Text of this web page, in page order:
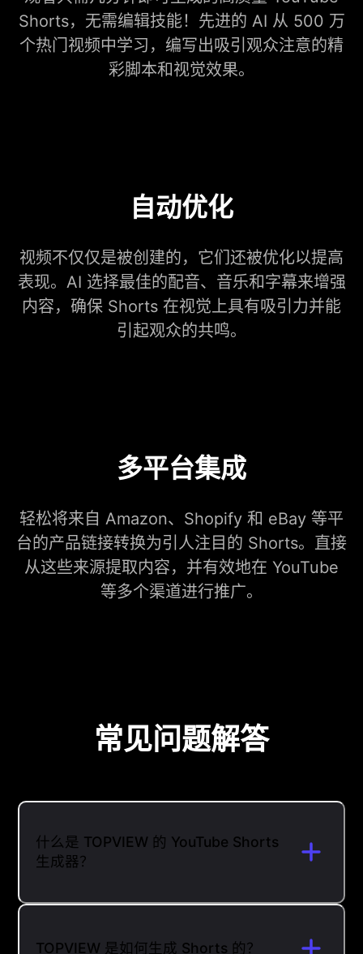
Shorts，无需编辑技能！先进的 AI 从 500 万
个热门视频中学习，编写出吸引观众注意的精
彩脚本和视觉效果。
自动优化
视频不仅仅是被创建的，它们还被优化以提高
表现。AI 选择最佳的配音、音乐和字幕来增强
内容，确保 Shorts 在视觉上具有吸引力并能
引起观众的共鸣。
多平台集成
轻松将来自 Amazon、Shopify 和 eBay 等平
台的产品链接转换为引人注目的 Shorts。直接
从这些来源提取内容，并有效地在 YouTube
等多个渠道进行推广。
常见问题解答
什么是 TOPVIEW 的 YouTube Shorts
生成器？
TOPVIEW 是如何生成 Shorts 的？